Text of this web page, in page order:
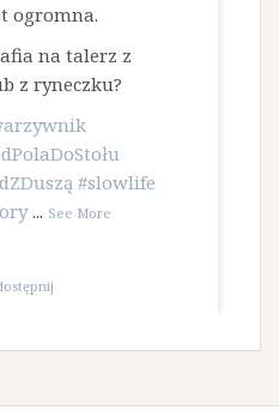
ogromna.
na talerz z
z ryneczku?
#slowlife
... See More